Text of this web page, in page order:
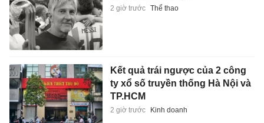
2 giờ trước Thể thao
Kết quả trái ngược của 2 công
ty xổ số truyền thống Hà Nội và
TP.HCM
2 giờ trước Kinh doanh